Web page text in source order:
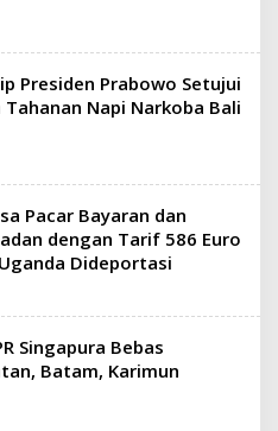
Presiden Prabowo Setujui
Tahanan Napi Narkoba Bali
Pacar Bayaran dan
dengan Tarif 586 Euro
Dideportasi
Singapura Bebas
Batam, Karimun